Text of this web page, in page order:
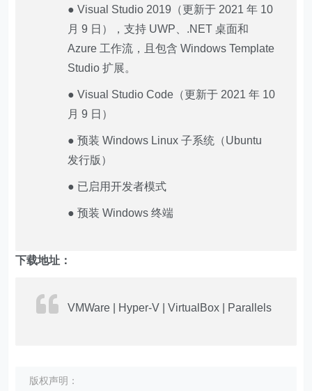
● Visual Studio 2019（更新于 2021 年 10
月 9 日），支持 UWP、.NET 桌面和
Azure 工作流，且包含 Windows Template
Studio 扩展。
● Visual Studio Code（更新于 2021 年 10
月 9 日）
● 预装 Windows Linux 子系统（Ubuntu
发行版）
● 已启用开发者模式
● 预装 Windows 终端
下载地址：
VMWare | Hyper-V | VirtualBox | Parallels
版权声明：